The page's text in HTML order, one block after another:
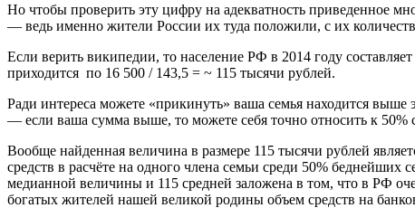
Но чтобы проверить эту цифру на адекватность приведенное
— ведь именно жители России их туда положили, с их
Если верить википедии, то население РФ в 2014 году
приходится по 16 500 / 143,5 = ~ 115 тысячи рублей.
Ради интереса можете «прикинуть» ваша семья находится
— если ваша сумма выше, то можете себя точно относить к
Вообще найденная величина в размере 115 тысячи рублей
средств в расчёте на одного члена семьи среди 50%
медианной величины и 115 средней заложена в том, что в РФ
богатых жителей нашей великой родины объем средств на